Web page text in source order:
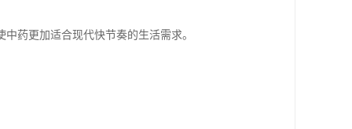
药更加适合现代快节奏的生活需求。